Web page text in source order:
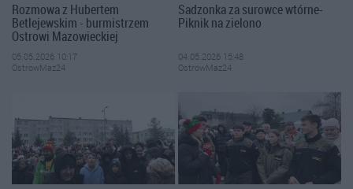
Rozmowa z Hubertem
Betlejewskim - burmistrzem
Ostrowi Mazowieckiej
05.05.2026 10:17
OstrowMaz24
Sadzonka za surowce wtórne-
Piknik na zielono
04.05.2026 15:48
OstrowMaz24